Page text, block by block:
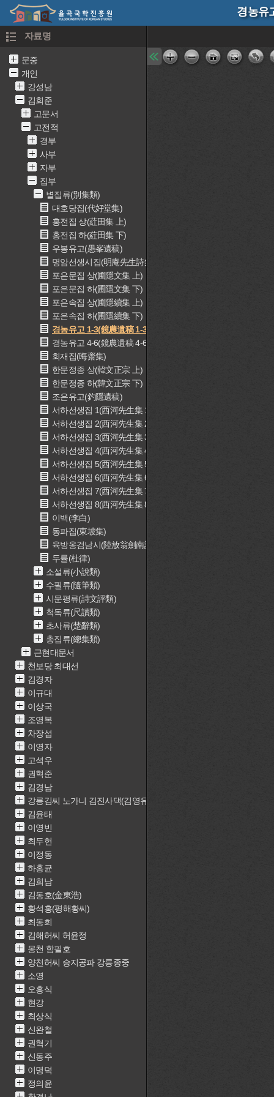
경농유
자료명
문중
개인
강성남
김회준
고문서
고전적
경부
사부
자부
집부
별집류(別集類)
대호당집(代好堂集)
홍전집 상(葒田集 上)
홍전집 하(葒田集 下)
우봉유고(愚峯遺稿)
명암선생시집(明庵先生詩集)
포은문집 상(圃隱文集 上)
포은문집 하(圃隱文集 下)
포은속집 상(圃隱續集 上)
포은속집 하(圃隱續集 下)
경농유고 1-3(鏡農遺稿 1-3)
경농유고 4-6(鏡農遺稿 4-6)
회재집(晦齋集)
한문정종 상(韓文正宗 上)
한문정종 하(韓文正宗 下)
조은유고(釣隱遺稿)
서하선생집 1(西河先生集 1)
서하선생집 2(西河先生集 2)
서하선생집 3(西河先生集 3)
서하선생집 4(西河先生集 4)
서하선생집 5(西河先生集 5)
서하선생집 6(西河先生集 6)
서하선생집 7(西河先生集 7)
서하선생집 8(西河先生集 8)
이백(李白)
동파집(東坡集)
육방옹검남시(陸放翁劍南詩)
두률(杜律)
소설류(小說類)
수필류(隨筆類)
시문평류(詩文評類)
척독류(尺讀類)
초사류(楚辭類)
총집류(總集類)
근현대문서
천보당 최대선
김경자
이규대
이상국
조영복
차장섭
이영자
고석우
권혁준
김경남
강릉김씨 노가니 김진사댁(김영유)
김윤태
이영빈
최두헌
이정동
하홍균
김희남
김동호(金東浩)
황석홍(평해황씨)
최동희
김해허씨 허윤정
몽천 함필호
양천허씨 승지공파 강릉종중
소영
오흥식
현강
최상식
신완철
권혁기
신동주
이명덕
정의윤